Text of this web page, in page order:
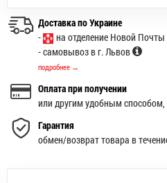
Доставка по Украине
-
на отделение Новой
- самовывоз в г. Львов
подробнее →
Оплата при получении
или другим удобным способом,
Гарантия
обмен/возврат товара в